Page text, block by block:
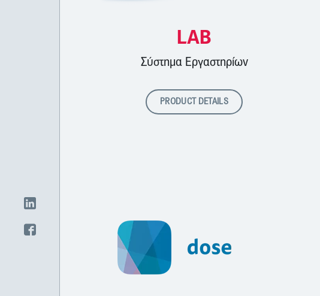
LAB
Σύστημα Εργαστηρίων
PRODUCT DETAILS